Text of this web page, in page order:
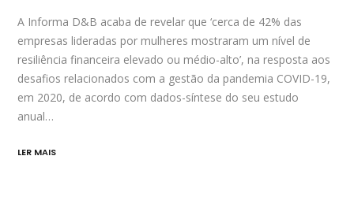
A Informa D&B acaba de revelar que ‘cerca de 42% das
empresas lideradas por mulheres mostraram um nível de
resiliência financeira elevado ou médio-alto’, na resposta aos
desafios relacionados com a gestão da pandemia COVID-19,
em 2020, de acordo com dados-síntese do seu estudo
anual…
LER MAIS